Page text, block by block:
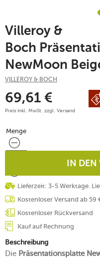
Villeroy &
Boch
NewMoon
VILLEROY & BOCH
69,61 €
Preis inkl. MwSt. zzgl. Versand
Menge
Menge
IN
Lieferzeit: 3-5 Werktage.
Kostenloser Versand ab
Kostenloser Rückversand
Kauf auf Rechnung
Beschreibung
Die Präsentationsplatte